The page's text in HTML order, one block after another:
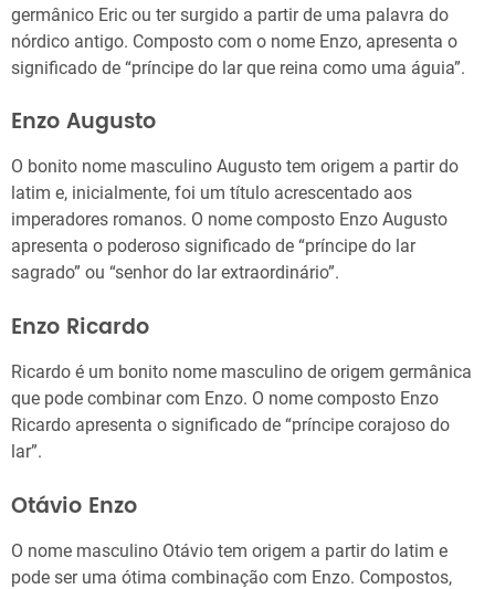
germânico Eric ou ter surgido a partir de uma palavra do
nórdico antigo. Composto com o nome Enzo, apresenta o
significado de “príncipe do lar que reina como uma águia”.
Enzo Augusto
O bonito nome masculino Augusto tem origem a partir do
latim e, inicialmente, foi um título acrescentado aos
imperadores romanos. O nome composto Enzo Augusto
apresenta o poderoso significado de “príncipe do lar
sagrado” ou “senhor do lar extraordinário”.
Enzo Ricardo
Ricardo é um bonito nome masculino de origem germânica
que pode combinar com Enzo. O nome composto Enzo
Ricardo apresenta o significado de “príncipe corajoso do
lar”.
Otávio Enzo
O nome masculino Otávio tem origem a partir do latim e
pode ser uma ótima combinação com Enzo. Compostos,